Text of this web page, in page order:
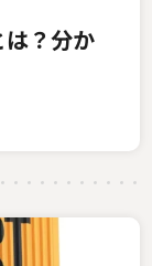
？分か